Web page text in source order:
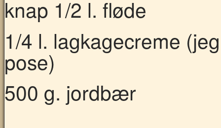
knap 1/2 l. fløde
1/4 l. lagkagecreme
pose)
500 g. jordbær